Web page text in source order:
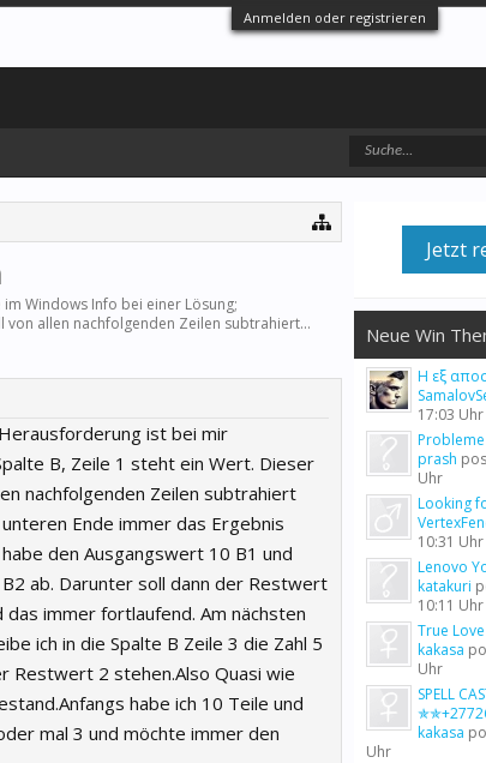
Anmelden oder registrieren
im Windows Info bei einer Lösung;
allen nachfolgenden Zeilen subtrahiert...
ist bei mir
B, Zeile 1 steht ein Wert. Dieser
nachfolgenden Zeilen subtrahiert
Ende immer das Ergebnis
den Ausgangswert 10 B1 und
ab. Darunter soll dann der Restwert
das immer fortlaufend. Am nächsten
ich in die Spalte B Zeile 3 die Zahl 5
Restwert 2 stehen.Also Quasi wie
habe ich 10 Teile und
mal 3 und möchte immer den
Jetzt
Neue Win
Η εξ
17:03 Uhr
prash
Uhr
Looking
10:31 Uhr
Lenovo
katakuri
10:11 Uhr
True Love
kakasa
Uhr
SPELL
kakasa
Uhr